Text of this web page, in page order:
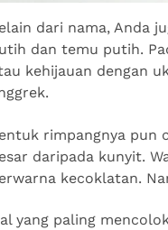
dari nama, Anda
dan temu putih.
kehijauan dengan
rimpangnya pun
daripada kunyit.
kecoklatan.
yang paling